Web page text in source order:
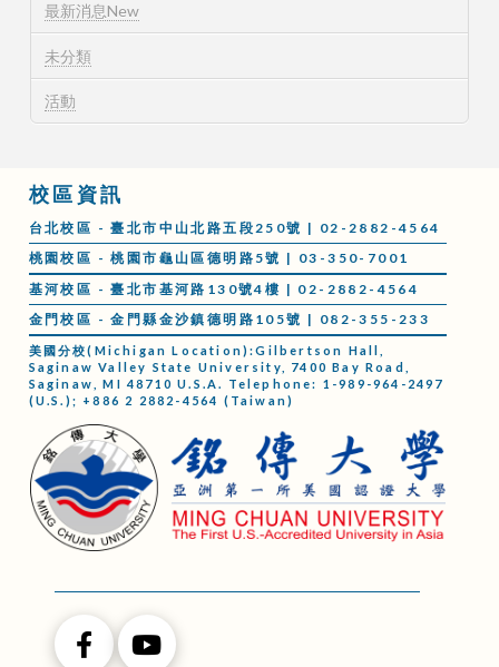
最新消息New
未分類
活動
校區資訊
台北校區 - 臺北市中山北路五段250號 | 02-2882-4564
桃園校區 - 桃園市龜山區德明路5號 | 03-350-7001
基河校區 - 臺北市基河路130號4樓 | 02-2882-4564
金門校區 - 金門縣金沙鎮德明路105號 | 082-355-233
美國分校(Michigan Location):Gilbertson Hall,
Saginaw Valley State University, 7400 Bay Road,
Saginaw, MI 48710 U.S.A. Telephone: 1-989-964-2497
(U.S.); +886 2 2882-4564 (Taiwan)